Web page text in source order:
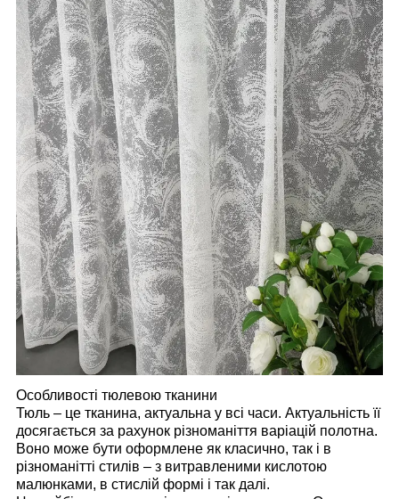
Особливості тюлевою тканини
Тюль – це тканина, актуальна у всі часи. Актуальність її
досягається за рахунок різноманіття варіацій полотна.
Воно може бути оформлене як класично, так і в
різноманітті стилів – з витравленими кислотою
малюнками, в стислій формі і так далі.